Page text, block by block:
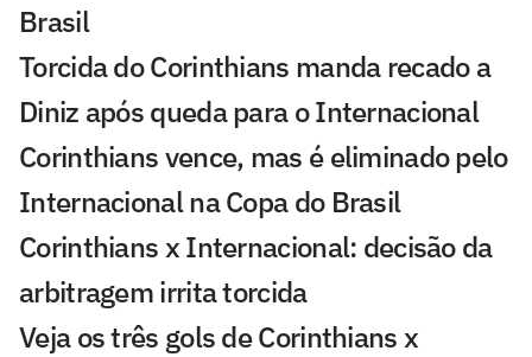
Brasil
Torcida do Corinthians manda recado a
Diniz após queda para o Internacional
Corinthians vence, mas é eliminado pelo
Internacional na Copa do Brasil
Corinthians x Internacional: decisão da
arbitragem irrita torcida
Veja os três gols de Corinthians x